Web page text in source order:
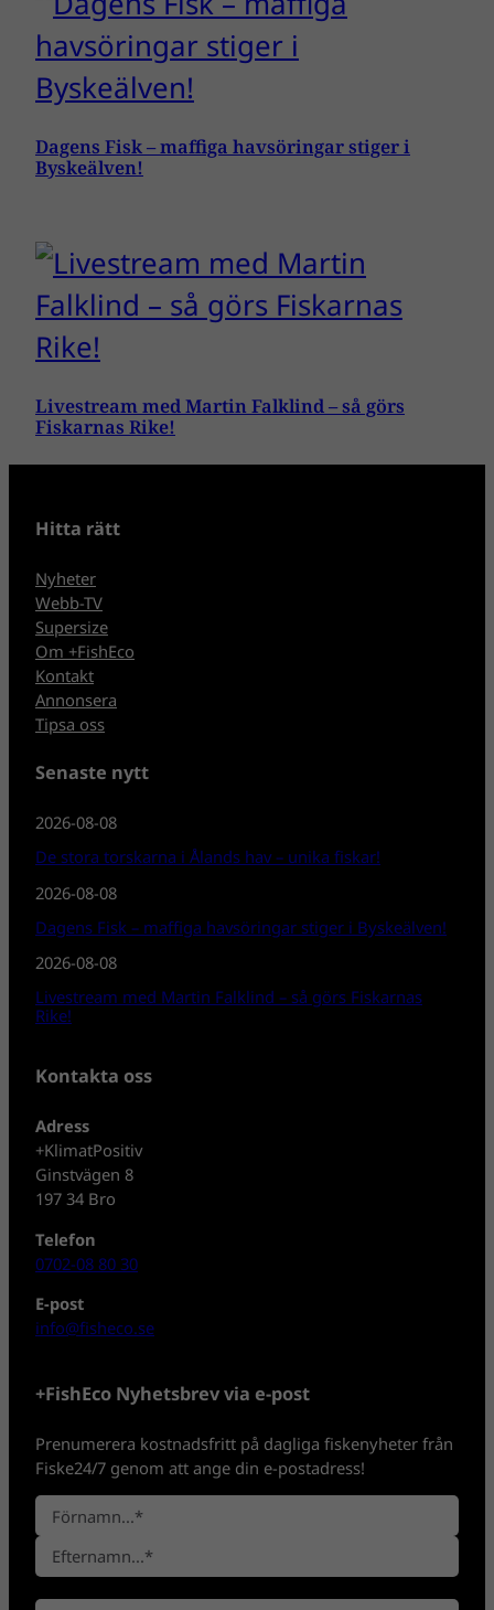
Dagens Fisk – maffiga havsöringar stiger i
Byskeälven!
Livestream med Martin Falklind – så görs
Fiskarnas Rike!
Hitta rätt
Nyheter
Webb-TV
Supersize
Om +FishEco
Kontakt
Annonsera
Tipsa oss
Senaste nytt
2026-08-08
De stora torskarna i Ålands hav – unika fiskar!
2026-08-08
Dagens Fisk – maffiga havsöringar stiger i Byskeälven!
2026-08-08
Livestream med Martin Falklind – så görs Fiskarnas
Rike!
Kontakta oss
Adress
+KlimatPositiv
Ginstvägen 8
197 34 Bro
Telefon
0702-08 80 30
E-post
info@fisheco.se
+FishEco Nyhetsbrev via e-post
Prenumerera kostnadsfritt på dagliga fiskenyheter från
Fiske24/7 genom att ange din e-postadress!
N
a
n
*
F
ö
r